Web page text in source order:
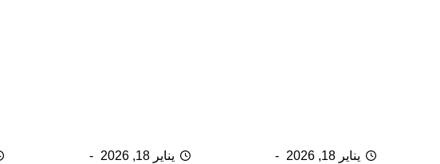
يناير 18, 2026
يناير 18, 2026